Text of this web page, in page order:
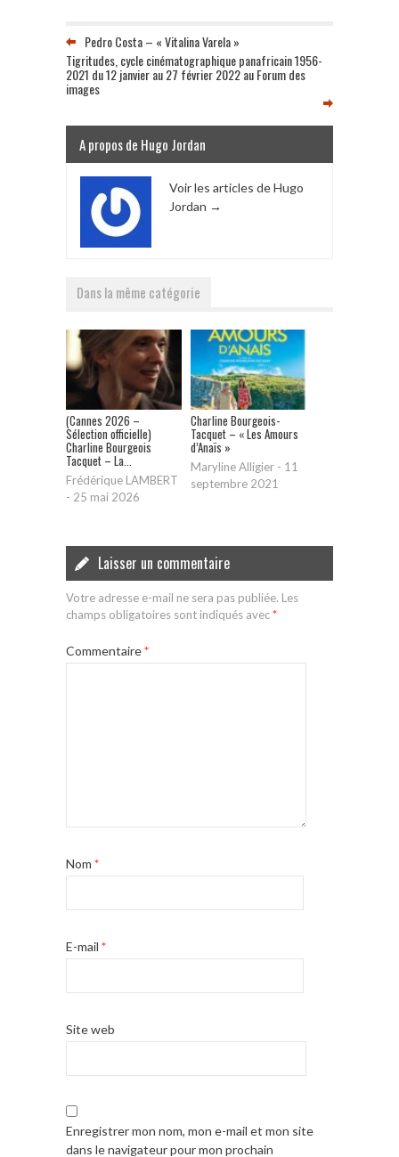
Pedro Costa – « Vitalina Varela »
Tigritudes, cycle cinématographique panafricain 1956-
2021 du 12 janvier au 27 février 2022 au Forum des
images
A propos de Hugo Jordan
Voir les articles de Hugo
Jordan →
Dans la même catégorie
(Cannes 2026 –
Sélection officielle)
Charline Bourgeois
Tacquet – La...
Frédérique LAMBERT
- 25 mai 2026
Charline Bourgeois-
Tacquet – « Les Amours
d’Anaïs »
Maryline Alligier - 11
septembre 2021
Laisser un commentaire
Votre adresse e-mail ne sera pas publiée. Les
champs obligatoires sont indiqués avec*
Commentaire*
Nom *
E-mail *
Site web
Enregistrer mon nom, mon e-mail et mon site
dans le navigateur pour mon prochain